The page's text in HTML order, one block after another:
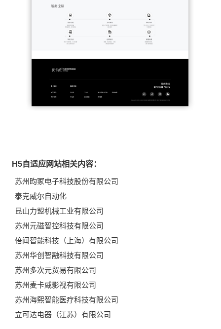
H5自适应网站相关内容：
苏州昀冢电子科技股份有限公司
泰克威尔自动化
昆山力盟机械工业有限公司
苏州元磁智控科技有限公司
倍闻智能科技（上海）有限公司
苏州华创智融科技有限公司
苏州多次元贸易有限公司
苏州麦卡威影视有限公司
苏州海熙智能医疗科技有限公司
立可达电器（江苏）有限公司